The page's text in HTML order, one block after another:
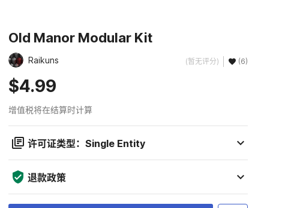
Old Manor Modular Kit
Raikuns (暂无评分) (6)
$4.99
增值税将在结算时计算
许可证类型：Single Entity
退款政策